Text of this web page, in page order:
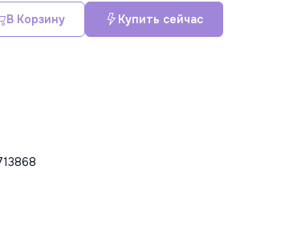
В Корзину Купить сейчас